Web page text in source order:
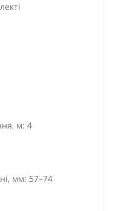
м: 4
мм: 57–74